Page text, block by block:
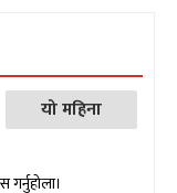
यो महिना
गर्नुहोला।